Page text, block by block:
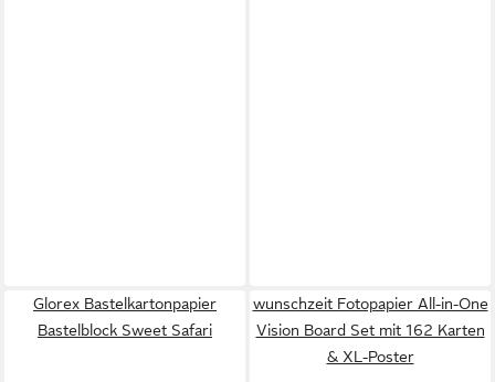
Glorex Bastelkartonpapier
Bastelblock Sweet Safari
wunschzeit Fotopapier All-in-One
Vision Board Set mit 162 Karten
& XL-Poster